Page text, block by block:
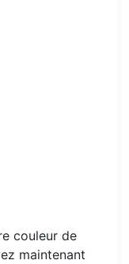
couleur de
maintenant